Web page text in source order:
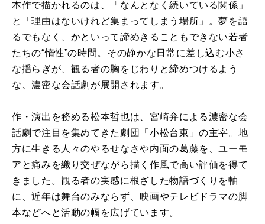
本作で描かれるのは、「なんとなく続いている関係」
と「理由はないけれど集まってしまう場所」。夢を語
るでもなく、かといって諦めきることもできない若者
たちの“惰性”の時間。その静かな日常に差し込む小さ
な揺らぎが、観る者の胸をじわりと締めつけるよう
な、濃密な会話劇が展開されます。
作・演出を務める松本哲也は、宮崎弁による濃密な会
話劇で注目を集めてきた劇団「小松台東」の主宰。地
方に生きる人々のやるせなさや内面の葛藤を、ユーモ
アと痛みを織り交ぜながら描く作風で高い評価を得て
きました。観る者の実感に根ざした物語づくりを軸
に、近年は舞台のみならず、映画やテレビドラマの脚
本などへと活動の幅を広げています。